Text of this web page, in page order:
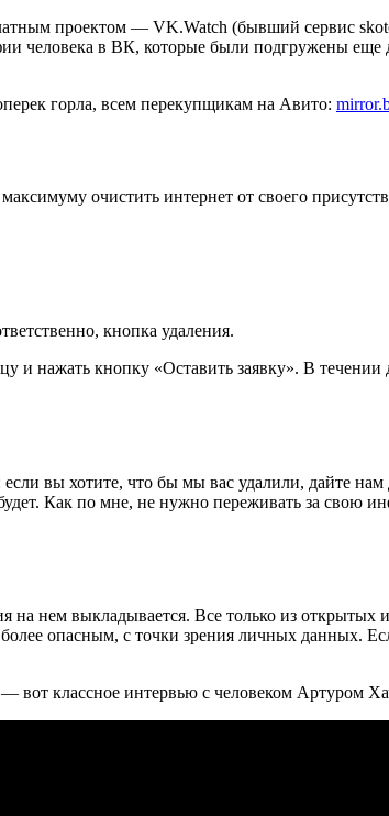
проектом — VK.Watch (бывший сервис
человека в ВК, которые были подгружены
горла, всем перекупщикам на Авито:
очистить интернет от своего
кнопка удаления.
и нажать кнопку «Оставить заявку». В
вы хотите, что бы мы вас удалили, дайте
Как по мне, не нужно переживать за
нем выкладывается. Все только из открытых
опасным, с точки зрения личных данных.
вот классное интервью с человеком Артуром